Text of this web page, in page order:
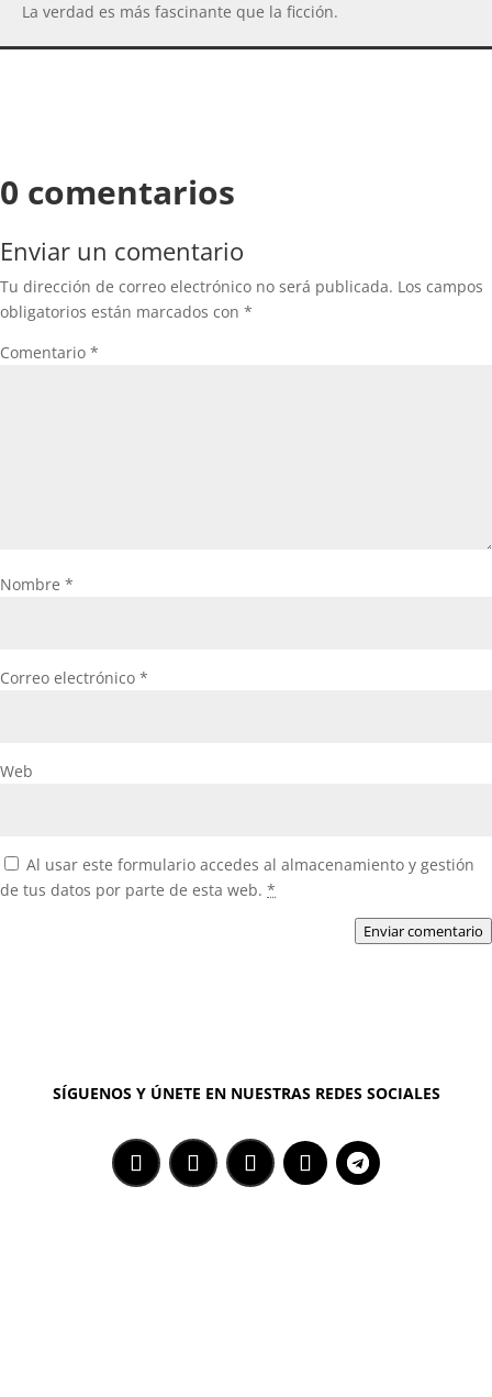
La verdad es más fascinante que la ficción.
0 comentarios
Enviar un comentario
Tu dirección de correo electrónico no será publicada. Los campos
obligatorios están marcados con *
Comentario *
Nombre *
Correo electrónico *
Web
Al usar este formulario accedes al almacenamiento y gestión
de tus datos por parte de esta web. *
Enviar comentario
SÍGUENOS Y ÚNETE EN NUESTRAS REDES SOCIALES